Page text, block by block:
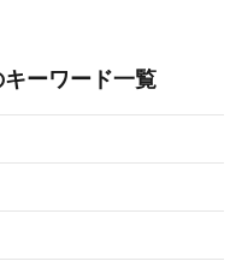
ーワード一覧